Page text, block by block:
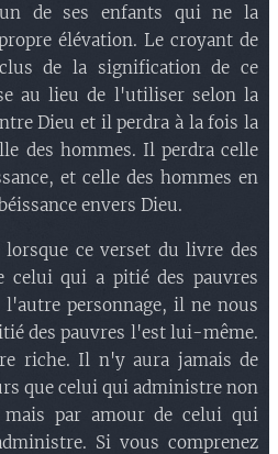
de ses enfants qui ne la
élévation. Le croyant de
de la signification de ce
au lieu de l'utiliser selon la
Dieu et il perdra à la fois la
des hommes. Il perdra celle
et celle des hommes en
envers Dieu.
lorsque ce verset du livre des
celui qui a pitié des pauvres
l'autre personnage, il ne nous
des pauvres l'est lui-même.
riche. Il n'y aura jamais de
que celui qui administre non
par amour de celui qui
Si vous comprenez